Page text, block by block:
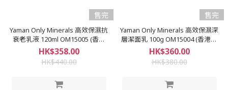
售完
Yaman Only Minerals 高效保濕抗
衰老乳液 120ml OM15005 (香港
行貨)
HK$358.00
HK$440.00
售完
Yaman Only Minerals 高效保濕深
層潔面乳 100g OM15004 (香港行
貨)
HK$360.00
HK$380.00